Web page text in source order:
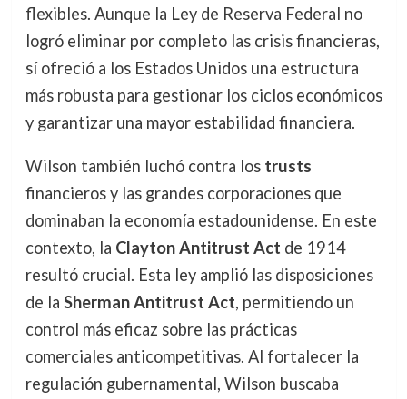
flexibles. Aunque la Ley de Reserva Federal no
logró eliminar por completo las crisis financieras,
sí ofreció a los Estados Unidos una estructura
más robusta para gestionar los ciclos económicos
y garantizar una mayor estabilidad financiera.
Wilson también luchó contra los trusts
financieros y las grandes corporaciones que
dominaban la economía estadounidense. En este
contexto, la Clayton Antitrust Act de 1914
resultó crucial. Esta ley amplió las disposiciones
de la Sherman Antitrust Act, permitiendo un
control más eficaz sobre las prácticas
comerciales anticompetitivas. Al fortalecer la
regulación gubernamental, Wilson buscaba